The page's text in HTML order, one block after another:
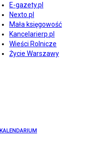
E-gazety.pl
Nexto.pl
Mała księgowość
Kancelarierp.pl
Wieści Rolnicze
Życie Warszawy
KALENDARIUM